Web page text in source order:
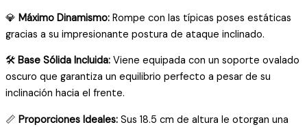
💎 Máximo Dinamismo: Rompe con las típicas poses estáticas
gracias a su impresionante postura de ataque inclinado.
🛠️ Base Sólida Incluida: Viene equipada con un soporte ovalado
oscuro que garantiza un equilibrio perfecto a pesar de su
inclinación hacia el frente.
📏 Proporciones Ideales: Sus 18.5 cm de altura le otorgan una